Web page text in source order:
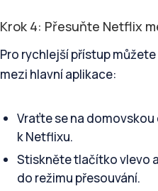
Krok 4: Přesuňte Netflix
Pro rychlejší přístup
mezi hlavní aplikace:
Vraťte se na
k Netflixu.
Stiskněte tlačítko vlevo
do režimu přesouvání.